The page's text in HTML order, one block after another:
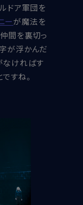
ドア軍団を
ーが魔法を
間を裏切っ
が浮かんだ
なければす
すね。